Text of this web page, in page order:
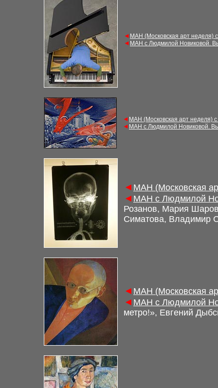
◄ МАН (Московская арт неделя)
◄ МАН с Людмилой Новиковой.
◄ МАН (Московская арт неделя)
◄ МАН с Людмилой Новиковой.
◄ МАН (Московская
◄ МАН с Людмилой
Розанов, Мария
Симатова, Владимир
◄ МАН (Московская
◄ МАН с Людмилой
метро!», Евгений